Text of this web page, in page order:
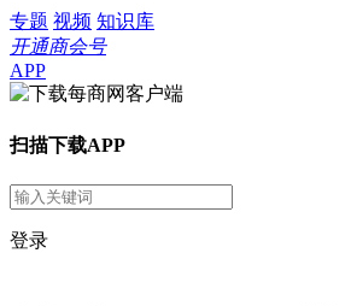
专题 视频 知识库
开通商会号
APP
扫描下载APP
登录